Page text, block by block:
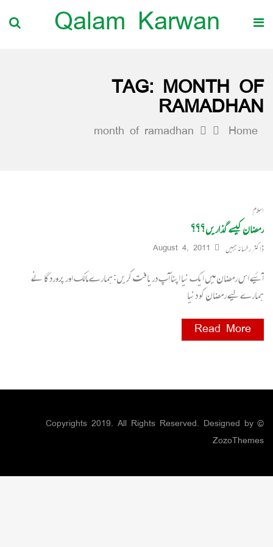
Qalam Karwan
TAG: MONTH OF
RAMADHAN
Home
month of ramadhan
اسلام
رمضان کیسے گذاریں؟؟؟
ڈاکٹر رخسانہ جبیں August 4, 2011
آئیے اس رمضان میں ایک نیا اپنا آپ دریافت کریں: ہمارے مالک اور پروردگا نے
ہمارے لیے رمضان کو دنیا
Read More
© Copyrights 2019. All Rights Reserved. Designed by
ZozoThemes